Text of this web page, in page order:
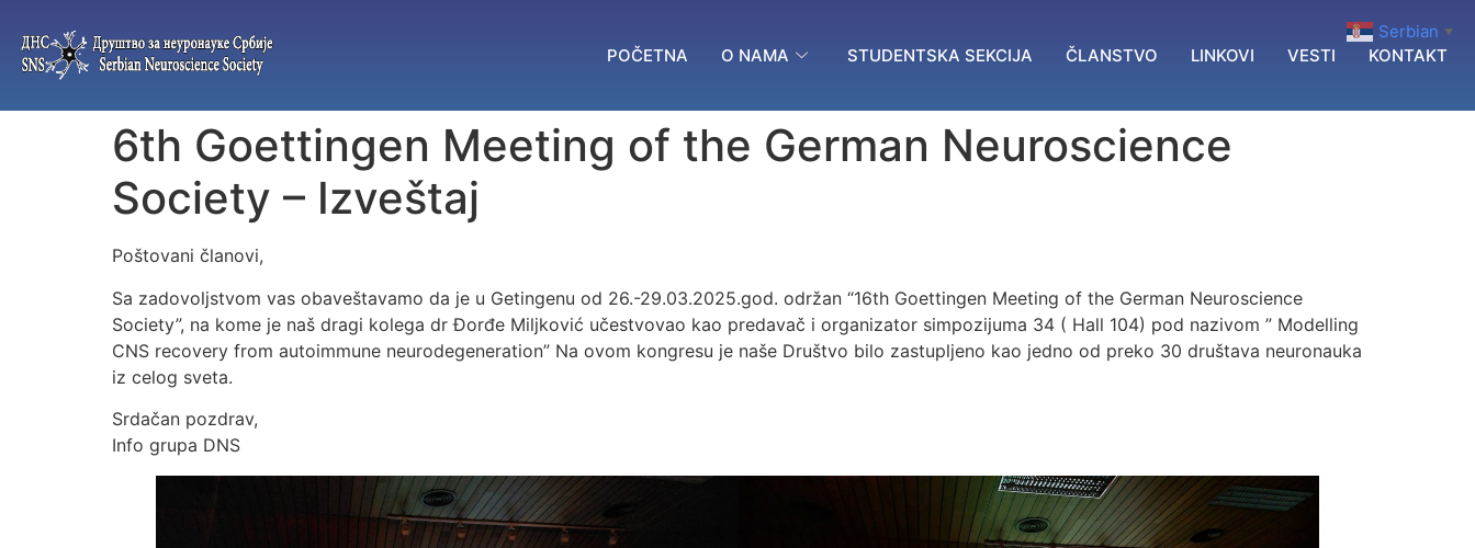
POČETNA O NAMA STUDENTSKA SEKCIJA ČLANSTVO LINKOVI VESTI KONTAKT
6th Goettingen Meeting of the German Neuroscience
Society – Izveštaj
Poštovani članovi,
Sa zadovoljstvom vas obaveštavamo da je u Getingenu od 26.-29.03.2025.god. održan “16th Goettingen Meeting of the German Neuroscience
Society”, na kome je naš dragi kolega dr Đorđe Miljković učestvovao kao predavač i organizator simpozijuma 34 ( Hall 104) pod nazivom ” Modelling
CNS recovery from autoimmune neurodegeneration” Na ovom kongresu je naše Društvo bilo zastupljeno kao jedno od preko 30 društava neuronauka
iz celog sveta.
Srdačan pozdrav,
Info grupa DNS
Serbian ▼